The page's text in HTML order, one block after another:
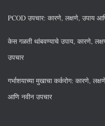
PCOD उपचार: कारणे, लक्षणे, उपाय
केस गळती थांबवण्याचे उपाय, कारणे,
उपचार
गर्भाशयाच्या मुखाचा कर्करोग: कारणे,
आणि नवीन उपचार